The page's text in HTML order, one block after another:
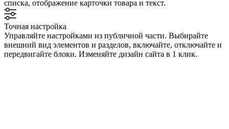
списка, отображение карточки товара и текст.
Точная настройка
Управляйте настройками из публичной части. Выбирайте
внешний вид элементов и разделов, включайте, отключайте и
передвигайте блоки. Изменяйте дизайн сайта в 1 клик.